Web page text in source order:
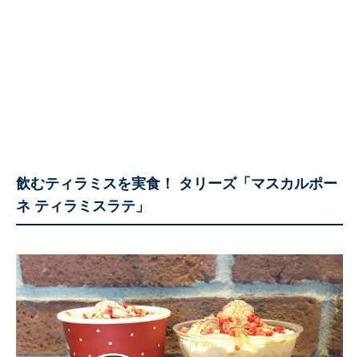
飲むティラミスを実食！ タリーズ「マスカルポー
ネ ティラミスラテ」